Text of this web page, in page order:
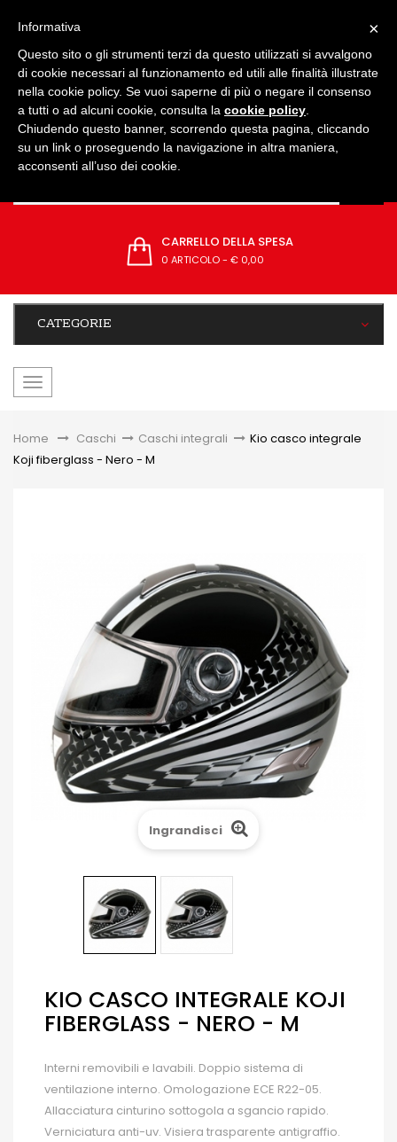
CARRELLO DELLA SPESA
0 ARTICOLO- € 0,00
CATEGORIE
navigazione
Home &gt;Caschi > Caschi integrali > Kio casco integrale
Koji fiberglass - Nero - M
Ingrandisci
KIO CASCO INTEGRALE KOJI
FIBERGLASS - NERO - M
Interni removibili e lavabili. Doppio sistema di
ventilazione interno. Omologazione ECE R22-05.
Allacciatura cinturino sottogola a sgancio rapido.
Verniciatura anti-uv. Visiera trasparente antigraffio.
×
Informativa
Questo sito o gli strumenti terzi da questo utilizzati si avvalgono
di cookie necessari al funzionamento ed utili alle finalità illustrate
nella cookie policy. Se vuoi saperne di più o negare il consenso
a tutti o ad alcuni cookie, consulta la cookie policy
Chiudendo questo banner, scorrendo questa pagina, cliccando
su un link o proseguendo la navigazione in altra maniera,
acconsenti all’uso dei cookie.